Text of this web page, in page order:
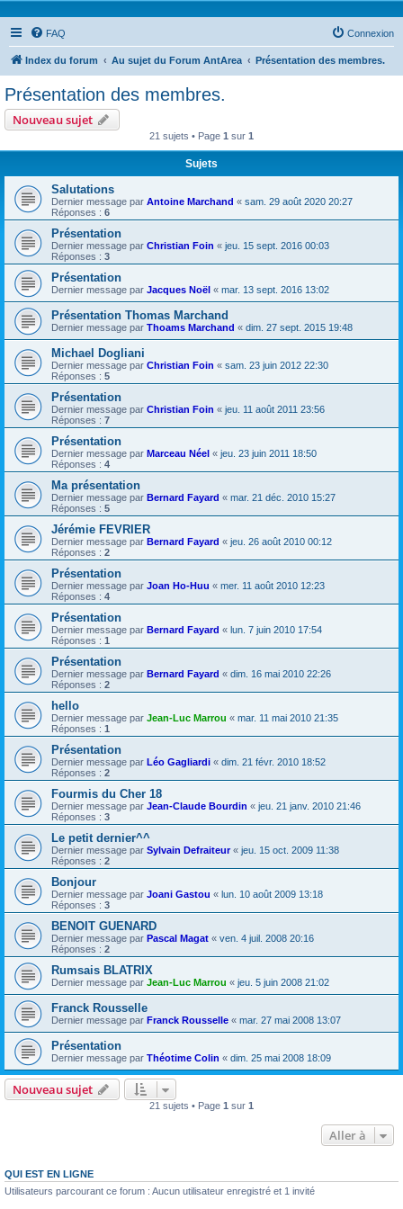
FAQ Connexion
Index du forum Au sujet du Forum AntArea Présentation des membres.
Présentation des membres.
Nouveau sujet
21 sujets • Page 1 sur 1
Sujets
Salutations
Dernier message par Antoine Marchand « sam. 29 août 2020 20:27
Réponses : 6
Présentation
Dernier message par Christian Foin « jeu. 15 sept. 2016 00:03
Réponses : 3
Présentation
Dernier message par Jacques Noël « mar. 13 sept. 2016 13:02
Présentation Thomas Marchand
Dernier message par Thoams Marchand « dim. 27 sept. 2015 19:48
Michael Dogliani
Dernier message par Christian Foin « sam. 23 juin 2012 22:30
Réponses : 5
Présentation
Dernier message par Christian Foin « jeu. 11 août 2011 23:56
Réponses : 7
Présentation
Dernier message par Marceau Néel « jeu. 23 juin 2011 18:50
Réponses : 4
Ma présentation
Dernier message par Bernard Fayard « mar. 21 déc. 2010 15:27
Réponses : 5
Jérémie FEVRIER
Dernier message par Bernard Fayard « jeu. 26 août 2010 00:12
Réponses : 2
Présentation
Dernier message par Joan Ho-Huu « mer. 11 août 2010 12:23
Réponses : 4
Présentation
Dernier message par Bernard Fayard « lun. 7 juin 2010 17:54
Réponses : 1
Présentation
Dernier message par Bernard Fayard « dim. 16 mai 2010 22:26
Réponses : 2
hello
Dernier message par Jean-Luc Marrou « mar. 11 mai 2010 21:35
Réponses : 1
Présentation
Dernier message par Léo Gagliardi « dim. 21 févr. 2010 18:52
Réponses : 2
Fourmis du Cher 18
Dernier message par Jean-Claude Bourdin « jeu. 21 janv. 2010 21:46
Réponses : 3
Le petit dernier^^
Dernier message par Sylvain Defraiteur« jeu. 15 oct. 2009 11:38
Réponses : 2
Bonjour
Dernier message par Joani Gastou « lun. 10 août 2009 13:18
Réponses : 3
BENOIT GUENARD
Dernier message par Pascal Magat « ven. 4 juil. 2008 20:16
Réponses : 2
Rumsais BLATRIX
Dernier message par Jean-Luc Marrou « jeu. 5 juin 2008 21:02
Franck Rousselle
Dernier message par Franck Rousselle « mar. 27 mai 2008 13:07
Présentation
Dernier message par Théotime Colin « dim. 25 mai 2008 18:09
Nouveau sujet
21 sujets • Page 1 sur 1
Aller à
QUI EST EN LIGNE
Utilisateurs parcourant ce forum : Aucun utilisateur enregistré et 1 invité